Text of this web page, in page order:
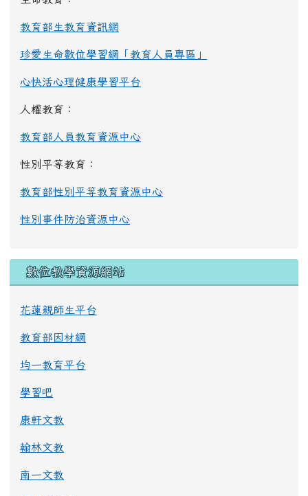
教育部生教育資訊網
珍愛生命數位學習網「教育人員專區」
心快活心理健康學習平台
人權教育：
教育部人員教育資源中心
性別平等教育：
教育部性別平等教育資源中心
性別事件防治資源中心
數位教學資源網站
花蓮親師生平台
教育部因材網
均一教育平台
學習吧
康軒文教
翰林文教
南一文教